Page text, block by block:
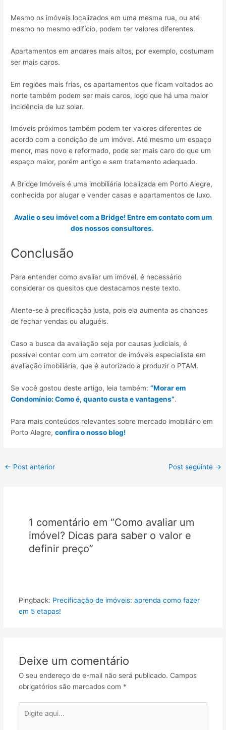
Mesmo os imóveis localizados em uma mesma rua, ou até
mesmo no mesmo edifício, podem ter valores diferentes.
Apartamentos em andares mais altos, por exemplo, costumam
ser mais caros.
Em regiões mais frias, os apartamentos que ficam voltados ao
norte também podem ser mais caros, logo que há uma maior
incidência de luz solar.
Imóveis próximos também podem ter valores diferentes de
acordo com a condição de um imóvel. Até mesmo um espaço
menor, mas novo e reformado, pode ser mais caro do que um
espaço maior, porém antigo e sem tratamento adequado.
A Bridge Imóveis é uma imobiliária localizada em Porto Alegre,
conhecida por alugar e vender casas e apartamentos de luxo.
Avalie o seu imóvel com a Bridge! Entre em contato com um
dos nossos consultores.
Conclusão
Para entender como avaliar um imóvel, é necessário
considerar os quesitos que destacamos neste texto.
Atente-se à precificação justa, pois ela aumenta as chances
de fechar vendas ou aluguéis.
Caso a busca da avaliação seja por causas judiciais, é
possível contar com um corretor de imóveis especialista em
avaliação imobiliária, que é autorizado a produzir o PTAM.
Se você gostou deste artigo, leia também:“Morar em
Condomínio: Como é, quanto custa e vantagens”.
Para mais conteúdos relevantes sobre mercado imobiliário em
Porto Alegre,confira o nosso blog!
Post
← Post anterior Post seguinte →
1 comentário em “Como avaliar um
imóvel? Dicas para saber o valor e
definir preço”
Pingback: Precificação de imóveis: aprenda como fazer
em 5 etapas!
Deixe um comentário
O seu endereço de e-mail não será publicado. Campos
obrigatórios são marcados com *
aqui...